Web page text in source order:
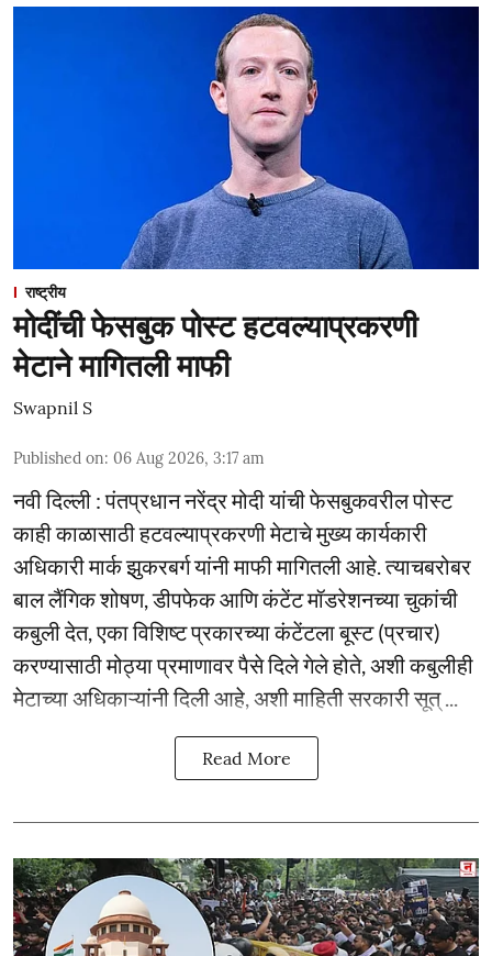
राष्ट्रीय
मोदींची फेसबुक पोस्ट हटवल्याप्रकरणी
मेटाने मागितली माफी
Swapnil S
Published on: 06 Aug 2026, 3:17 am
नवी दिल्ली : पंतप्रधान नरेंद्र मोदी यांची फेसबुकवरील पोस्ट
काही काळासाठी हटवल्याप्रकरणी मेटाचे मुख्य कार्यकारी
अधिकारी मार्क झुकरबर्ग यांनी माफी मागितली आहे. त्याचबरोबर
बाल लैंगिक शोषण, डीपफेक आणि कंटेंट मॉडरेशनच्या चुकांची
कबुली देत, एका विशिष्ट प्रकारच्या कंटेंटला बूस्ट (प्रचार)
करण्यासाठी मोठ्या प्रमाणावर पैसे दिले गेले होते, अशी कबुलीही
मेटाच्या अधिकाऱ्यांनी दिली आहे, अशी माहिती सरकारी सूत् ...
Read More